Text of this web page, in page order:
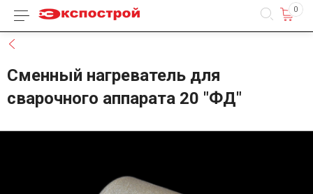
Каталог товаров 0
Сменный нагреватель для
сварочного аппарата 20 "ФД"